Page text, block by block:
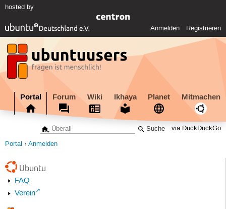
hosted by
Anmelden Registrieren
Portal Forum Wiki Ikhaya Planet Mitmachen
via DuckDuckGo
Portal Anmelden
Ubuntu
FAQ
Verein